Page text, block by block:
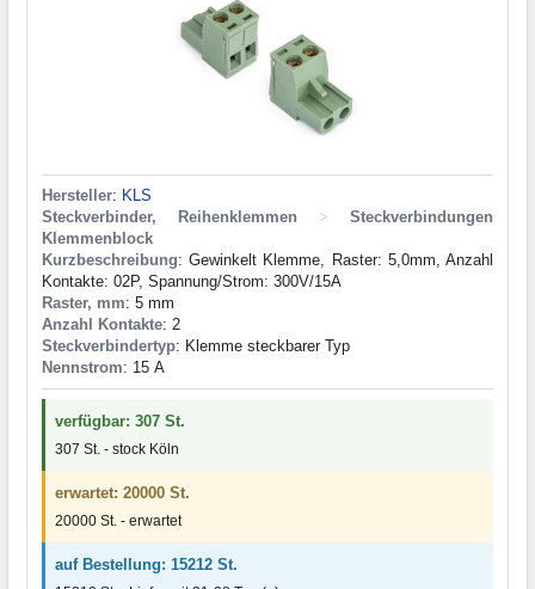
Hersteller: KLS
Steckverbinder, Reihenklemmen
>
Steckverbindungen
Klemmenblock
Kurzbeschreibung: Gewinkelt Klemme, Raster: 5,0mm, Anzahl
Kontakte: 02P, Spannung/Strom: 300V/15A
Raster, mm: 5 mm
Anzahl Kontakte: 2
Steckverbindertyp: Klemme steckbarer Typ
Nennstrom: 15 А
verfügbar: 307 St.
307 St. - stock Köln
erwartet: 20000 St.
20000 St. - erwartet
auf Bestellung: 15212 St.